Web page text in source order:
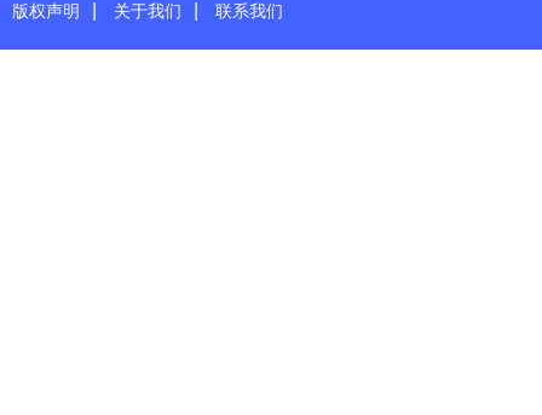
版权声明 关于我们 联系我们